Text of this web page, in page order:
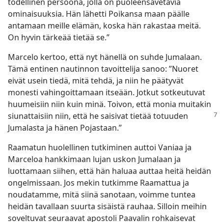
ominaisuuksia. Hän lähetti Poikansa maan päälle
antamaan meille elämän, koska hän rakastaa meitä.
On hyvin tärkeää tietää se.”
Marcelo kertoo, että nyt hänellä on suhde Jumalaan.
Tämä entinen nautinnon tavoittelija sanoo: ”Nuoret
eivät usein tiedä, mitä tehdä, ja niin he päätyvät
monesti vahingoittamaan itseään. Jotkut sotkeutuvat
huumeisiin niin kuin minä. Toivon, että monia muitakin
siunattaisiin niin, että he saisivat tietää totuuden
Jumalasta ja hänen Pojastaan.”
Raamatun huolellinen tutkiminen auttoi Vaniaa ja
Marceloa hankkimaan lujan uskon Jumalaan ja
luottamaan siihen, että hän haluaa auttaa heitä heidän
ongelmissaan. Jos mekin tutkimme Raamattua ja
noudatamme, mitä siinä sanotaan, voimme tuntea
heidän tavallaan suurta sisäistä rauhaa. Silloin meihin
soveltuvat seuraavat apostoli Paavalin rohkaisevat